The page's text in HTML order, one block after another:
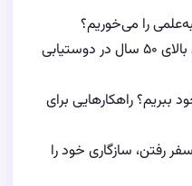
را می‌خوریم؟
۳ راهکار طلایی برای موفقیت زنان بالای ۵۰ سال در دوستیابی
ببریم؟ راهکارهایی برای
رفتن، سازگاری خود را